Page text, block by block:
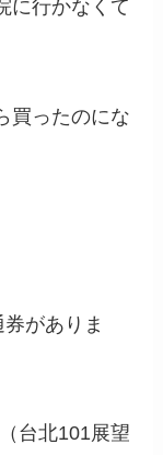
に行かなくて
買ったのにな
がありま
台北101展望